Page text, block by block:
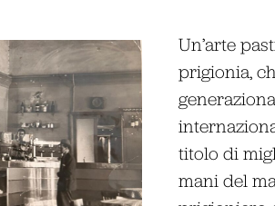
Un’arte
prigionia,
titolo di
mani del